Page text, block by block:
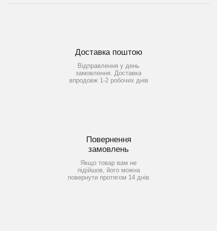
Доставка поштою
Відправлення у день
замовлення. Доставка
впродовж 1-2 робочих днів
Повернення
замовлень
Якщо товар вам не
підійшов, його можна
повернути протягом 14 днів